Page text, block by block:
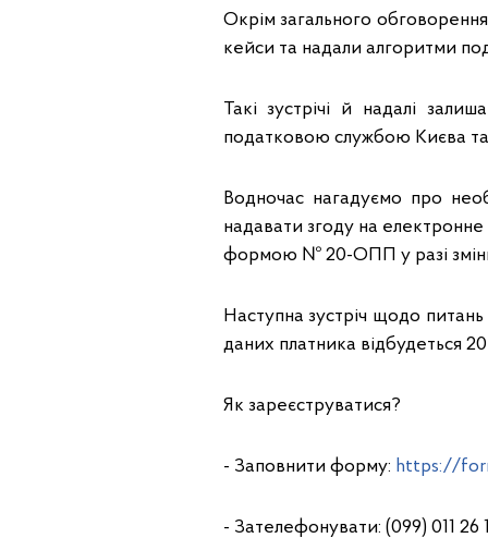
Окрім загального обговорення,
кейси та надали алгоритми
Такі зустрічі й надалі
податковою службою Києва та
Водночас нагадуємо про
надавати згоду на
формою № 20-ОПП у разі зміни
Наступна зустріч щодо
даних платника відбудеться
Як зареєструватися?
- Заповнити форму: https://
- Зателефонувати: (099) 011 26